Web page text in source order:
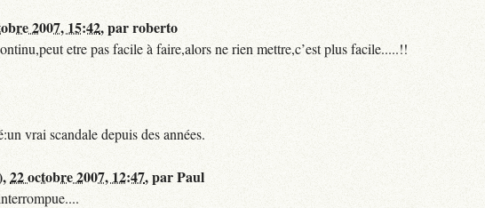
2007, 15:42,parroberto
etre pas facile à faire,alors ne rien mettre,c’est plus facile.....!!
vrai scandale depuis des années.
22 octobre 2007, 12:47,parPaul